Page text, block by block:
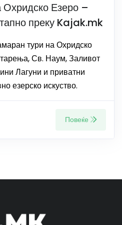
Охридско Езеро –
преку Kajak.mk
тури на Охридско
Св. Наум, Заливот
Лагуни и приватни
езерско искуство.
Повеќе